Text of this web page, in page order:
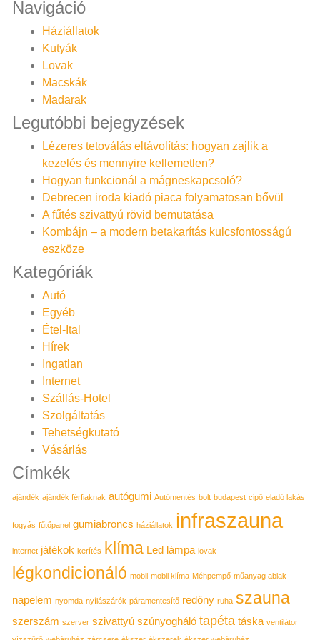
Navigáció
Háziállatok
Kutyák
Lovak
Macskák
Madarak
Legutóbbi bejegyzések
Lézeres tetoválás eltávolítás: hogyan zajlik a
kezelés és mennyire kellemetlen?
Hogyan funkcionál a mágneskapcsoló?
Debrecen iroda kiadó piaca folyamatosan bővül
A fűtés szivattyú rövid bemutatása
Kombájn – a modern betakarítás kulcsfontosságú
eszköze
Kategóriák
Autó
Egyéb
Étel-Ital
Hírek
Ingatlan
Internet
Szállás-Hotel
Szolgáltatás
Tehetségkutató
Vásárlás
Címkék
ajándék ajándék férfiaknak autógumi Autómentés bolt budapest cipő eladó lakás
fogyás fűtőpanel gumiabroncs háziállatok infraszauna
internet játékok kerítés klíma Led lámpa lovak
légkondicionáló mobil mobil klíma Méhpempő műanyag ablak
napelem nyomda nyílászárók páramentesítő redőny ruha szauna
szerszám szerver szivattyú szúnyogháló tapéta táska ventilátor